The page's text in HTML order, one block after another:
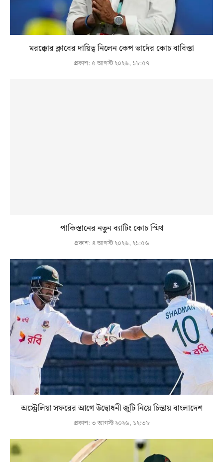
মরক্কোর ক্লাবের দায়িত্ব নিলেন কেপ ভার্দের কোচ বাবিস্তা
প্রকাশ: ৫ আগস্ট ২০২৬, ১৮:৫৭
পাকিস্তানের নতুন ব্যাটিং কোচ স্মিথ
প্রকাশ: ৪ আগস্ট ২০২৬, ২১:৫৬
অস্ট্রেলিয়া সফরের আগে উদ্বোধনী জুটি নিয়ে চিন্তায় বাংলাদেশ
প্রকাশ:৩ আগস্ট ২০২৬, ১২:৩৮